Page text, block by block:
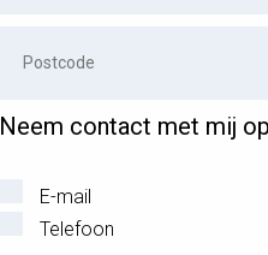
Neem contact met mij
E-mail
Telefoon